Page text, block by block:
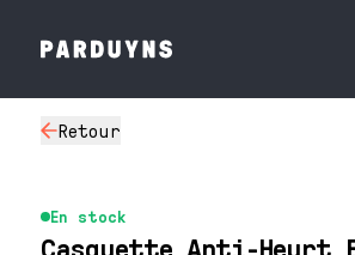
Retour
En stock
Casquette Anti-Heurt